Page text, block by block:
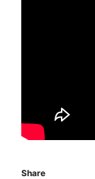
Share